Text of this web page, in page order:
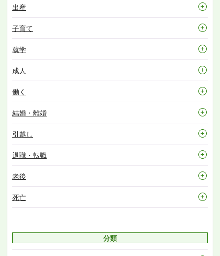
出産
子育て
就学
成人
働く
結婚・離婚
引越し
退職・転職
老後
死亡
分類